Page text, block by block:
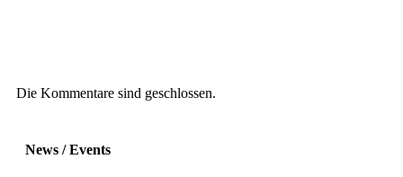
Die Kommentare sind geschlossen.
News / Events